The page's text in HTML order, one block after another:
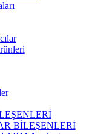
BİLEŞENLERİ